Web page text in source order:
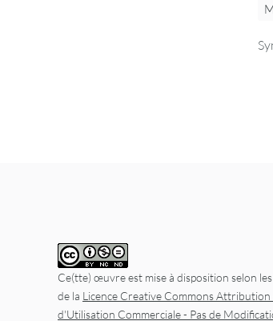
Ce(tte) œuvre est mise à disposition selon
de la Licence Creative Commons Attribution
d'Utilisation Commerciale - Pas de